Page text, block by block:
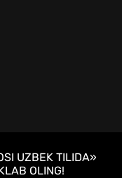
UZBEK TILIDA»
OLING!